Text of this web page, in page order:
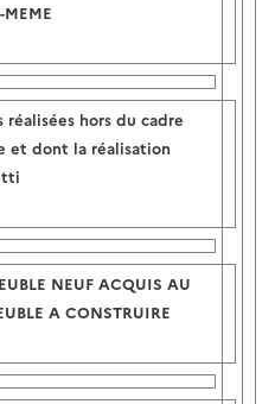
réalisées hors du cadre
et dont la réalisation
NEUF ACQUIS AU
A CONSTRUIRE